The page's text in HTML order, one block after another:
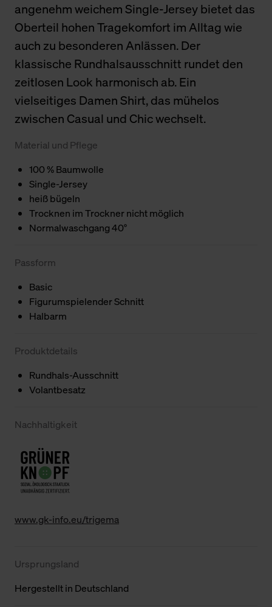
angenehm weichem Single-Jersey bietet das
Oberteil hohen Tragekomfort im Alltag wie
auch zu besonderen Anlässen. Der
klassische Rundhalsausschnitt rundet den
zeitlosen Look harmonisch ab. Ein
vielseitiges Damen Shirt, das mühelos
zwischen Casual und Chic wechselt.
Material und Pflege
100 % Baumwolle
Single-Jersey
heiß bügeln
Trocknen im Trockner nicht möglich
Normalwaschgang 40°
Passform
Basic
Figurumspielender Schnitt
Halbarm
Produktdetails
Rundhals-Ausschnitt
Volantbesatz
Nachhaltigkeit
www.gk-info.eu/trigema
Ursprungsland
Hergestellt in Deutschland